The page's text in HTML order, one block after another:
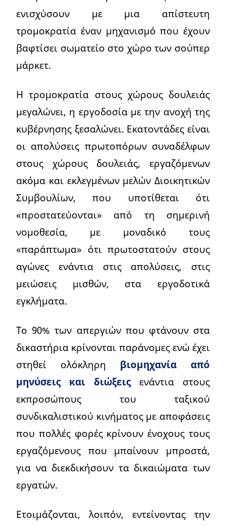
ενισχύσουν με μια απίστευτη
τρομοκρατία έναν μηχανισμό που έχουν
βαφτίσει σωματείο στο χώρο των σούπερ
μάρκετ.
Η τρομοκρατία στους χώρους δουλειάς
μεγαλώνει, η εργοδοσία με την ανοχή της
κυβέρνησης ξεσαλώνει. Εκατοντάδες είναι
οι απολύσεις πρωτοπόρων συναδέλφων
στους χώρους δουλειάς, εργαζόμενων
ακόμα και εκλεγμένων μελών Διοικητικών
Συμβουλίων, που υποτίθεται ότι
«προστατεύονται» από τη σημερινή
νομοθεσία, με μοναδικό τους
«παράπτωμα» ότι πρωτοστατούν στους
αγώνες ενάντια στις απολύσεις, στις
μειώσεις μισθών, στα εργοδοτικά
εγκλήματα.
Το 90% των απεργιών που φτάνουν στα
δικαστήρια κρίνονται παράνομες ενώ έχει
στηθεί ολόκληρη βιομηχανία από
μηνύσεις και διώξειςενάντια στους
εκπροσώπους του ταξικού
συνδικαλιστικού κινήματος με αποφάσεις
που πολλές φορές κρίνουν ένοχους τους
εργαζόμενους που μπαίνουν μπροστά,
για να διεκδικήσουν τα δικαιώματα των
εργατών.
Ετοιμάζονται, λοιπόν, εντείνοντας την